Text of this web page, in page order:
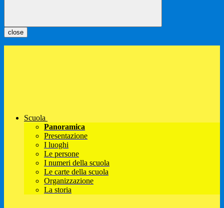
close
Scuola
Panoramica
Presentazione
I luoghi
Le persone
I numeri della scuola
Le carte della scuola
Organizzazione
La storia